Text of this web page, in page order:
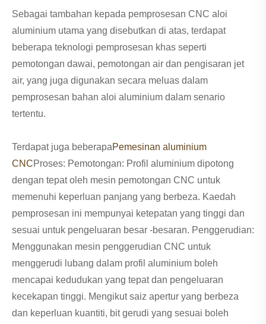
Sebagai tambahan kepada pemprosesan CNC aloi
aluminium utama yang disebutkan di atas, terdapat
beberapa teknologi pemprosesan khas seperti
pemotongan dawai, pemotongan air dan pengisaran jet
air, yang juga digunakan secara meluas dalam
pemprosesan bahan aloi aluminium dalam senario
tertentu.
Terdapat juga beberapaPemesinan aluminium
CNCProses: Pemotongan: Profil aluminium dipotong
dengan tepat oleh mesin pemotongan CNC untuk
memenuhi keperluan panjang yang berbeza. Kaedah
pemprosesan ini mempunyai ketepatan yang tinggi dan
sesuai untuk pengeluaran besar -besaran. Penggerudian:
Menggunakan mesin penggerudian CNC untuk
menggerudi lubang dalam profil aluminium boleh
mencapai kedudukan yang tepat dan pengeluaran
kecekapan tinggi. Mengikut saiz apertur yang berbeza
dan keperluan kuantiti, bit gerudi yang sesuai boleh